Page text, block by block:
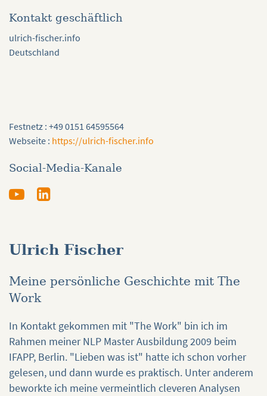
Kontakt geschäftlich
ulrich-fischer.info
Deutschland
Festnetz : +49 0151 64595564
Webseite : https://ulrich-fischer.info
Social-Media-Kanale
Ulrich Fischer
Meine persönliche Geschichte mit The
Work
In Kontakt gekommen mit "The Work" bin ich im
Rahmen meiner NLP Master Ausbildung 2009 beim
IFAPP, Berlin. "Lieben was ist" hatte ich schon vorher
gelesen, und dann wurde es praktisch. Unter anderem
beworkte ich meine vermeintlich cleveren Analysen